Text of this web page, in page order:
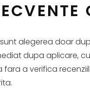
alegerea doar
dupa aplicare,
a verifica